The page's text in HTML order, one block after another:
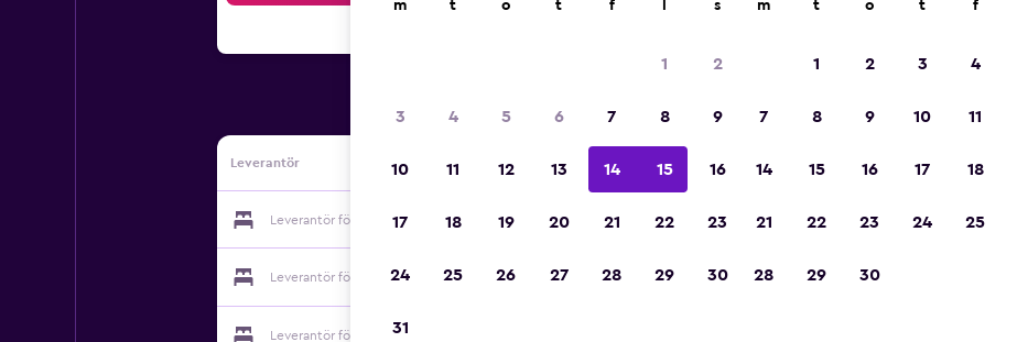
Leverantör
Leverantör för Melia Habana Visa priser
Leverantör för Melia Habana Visa priser
Leverantör för Melia Habana
Bilder från Melia Habana
m t o t f s
1 2
3 4 5 6 7 8 9
10 11 12 13 14 15 16
17 18 19 20 21 22 23
24 25 26 27 28 29 30
31
m t o t f
1 2 3 4
7 8 9 10 11
14 15 16 17 18
21 22 23 24 25
28 29 30